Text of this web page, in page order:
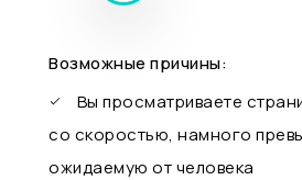
Возможные причины:
Вы просматриваете
со скоростью, намного
ожидаемую от человека